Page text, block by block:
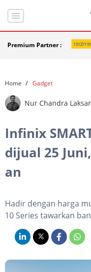
Premium Partner :
Home Gadget
Nur Chandra
Infinix
dijual 25
an
Hadir dengan harga
10 Series tawarkan